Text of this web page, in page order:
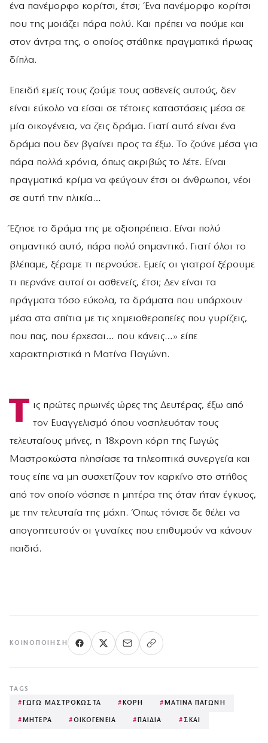
ένα πανέμορφο κορίτσι, έτσι; Ένα πανέμορφο κορίτσι
που της μοιάζει πάρα πολύ. Και πρέπει να πούμε και
στον άντρα της, ο οποίος στάθηκε πραγματικά ήρωας
δίπλα.
Επειδή εμείς τους ζούμε τους ασθενείς αυτούς, δεν
είναι εύκολο να είσαι σε τέτοιες καταστάσεις μέσα σε
μία οικογένεια, να ζεις δράμα. Γιατί αυτό είναι ένα
δράμα που δεν βγαίνει προς τα έξω. Το ζούνε μέσα για
πάρα πολλά χρόνια, όπως ακριβώς το λέτε. Είναι
πραγματικά κρίμα να φεύγουν έτσι οι άνθρωποι, νέοι
σε αυτή την ηλικία…
Έζησε το δράμα της με αξιοπρέπεια. Είναι πολύ
σημαντικό αυτό, πάρα πολύ σημαντικό. Γιατί όλοι το
βλέπαμε, ξέραμε τι περνούσε. Εμείς οι γιατροί ξέρουμε
τι περνάνε αυτοί οι ασθενείς, έτσι; Δεν είναι τα
πράγματα τόσο εύκολα, τα δράματα που υπάρχουν
μέσα στα σπίτια με τις χημειοθεραπείες που γυρίζεις,
που πας, που έρχεσαι… που κάνεις…» είπε
χαρακτηριστικά η Ματίνα Παγώνη.
Τ ις πρώτες πρωινές ώρες της Δευτέρας, έξω από
τον Ευαγγελισμό όπου νοσηλευόταν τους
τελευταίους μήνες, η 18χρονη κόρη της Γωγώς
Μαστροκώστα πλησίασε τα τηλεοπτικά συνεργεία και
τους είπε να μη συσχετίζουν τον καρκίνο στο στήθος
από τον οποίο νόσησε η μητέρα της όταν ήταν έγκυος,
με την τελευταία της μάχη. Όπως τόνισε δε θέλει να
απογοητευτούν οι γυναίκες που επιθυμούν να κάνουν
παιδιά.
ΚΟΙΝΟΠΟΊΗΣΗ
TAGS
# ΓΩΓΩ ΜΑΣΤΡΟΚΩΣΤΑ # ΚΟΡΗ # ΜΑΤΙΝΑ ΠΑΓΩΝΗ
# ΜΗΤΕΡΑ #ΟΙΚΟΓΕΝΕΙΑ # ΠΑΙΔΙΑ # ΣΚΑΙ